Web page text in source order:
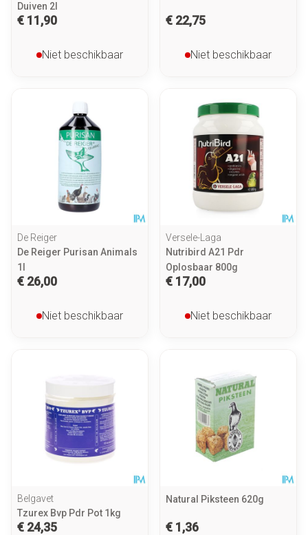
Duiven 2l
€ 11,90
Niet beschikbaar
€ 22,75
Niet beschikbaar
De Reiger
De Reiger Purisan Animals
1l
€ 26,00
Niet beschikbaar
Versele-Laga
Nutribird A21 Pdr
Oplosbaar 800g
€ 17,00
Niet beschikbaar
Belgavet
Tzurex Bvp Pdr Pot 1kg
€ 24,35
Natural Piksteen 620g
€ 1,36